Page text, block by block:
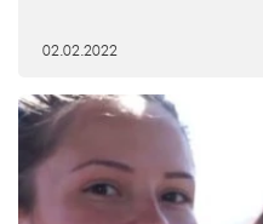
02.02.2022